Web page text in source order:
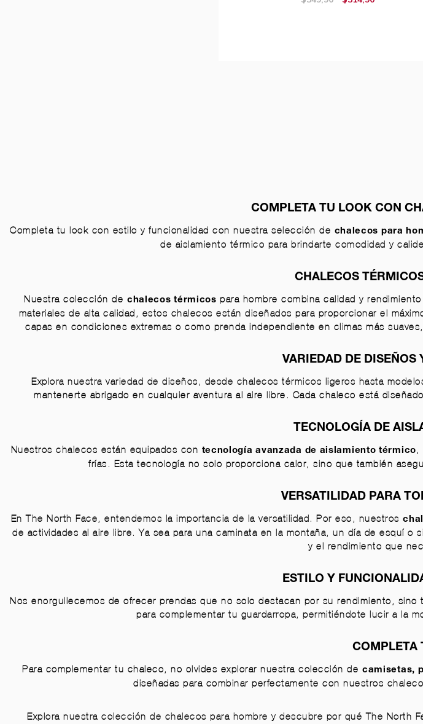
COMPLETA TU LOOK CON
Completa tu look con estilo y funcionalidad con nuestra selección de chalecos para
de aislamiento térmico para brindarte comodidad y
CHALECOS
Nuestra colección de chalecos térmicos para hombre combina calidad y
materiales de alta calidad, estos chalecos están diseñados para proporcionar el
capas en condiciones extremas o como prenda independiente en climas más
VARIEDAD DE DISEÑOS
Explora nuestra variedad de diseños, desde chalecos térmicos ligeros hasta
mantenerte abrigado en cualquier aventura al aire libre. Cada chaleco está
TECNOLOGÍA DE
Nuestros chalecos están equipados con tecnología avanzada de aislamiento térmico ,
frías. Esta tecnología no solo proporciona calor, sino que también
VERSATILIDAD PARA
En The North Face, entendemos la importancia de la versatilidad. Por eso, nuestros
de actividades al aire libre. Ya sea para una caminata en la montaña, un día de esquí
y el rendimiento que
ESTILO Y
Nos enorgullecemos de ofrecer prendas que no solo destacan por su rendimiento,
para complementar tu guardarropa, permitiéndote lucir a la
COMPLETA
Para complementar tu chaleco, no olvides explorar nuestra colección de camisetas,
diseñadas para combinar perfectamente con nuestros
Explora nuestra colección de chalecos para hombre y descubre por qué The North